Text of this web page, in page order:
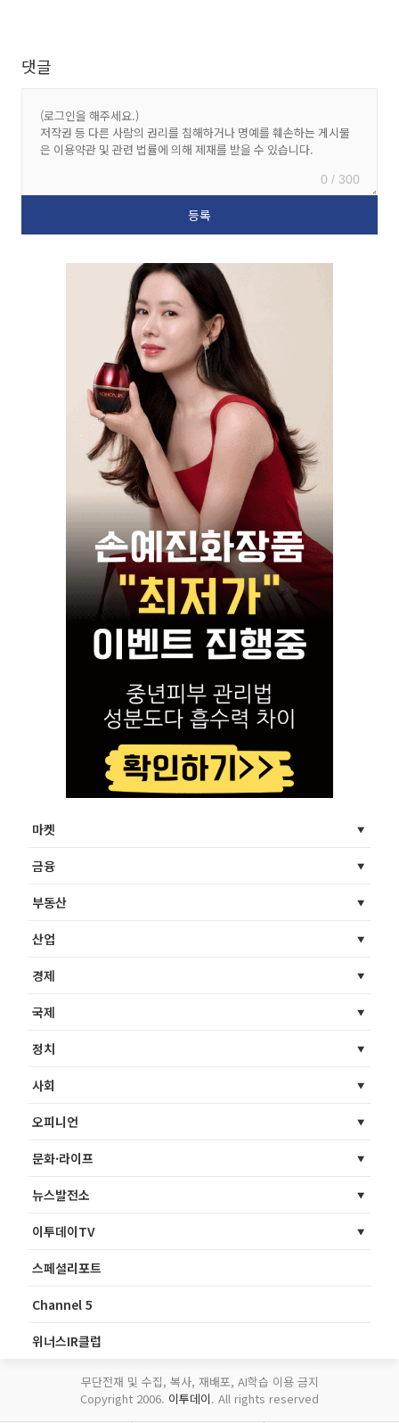
댓글
0 / 300
마켓
금융
부동산
산업
경제
국제
정치
사회
오피니언
문화·라이프
뉴스발전소
이투데이TV
스페셜리포트
Channel 5
위너스IR클럽
무단전재 및 수집, 복사, 재배포, AI학습 이용 금지
Copyright 2006. 이투데이. All rights reserved